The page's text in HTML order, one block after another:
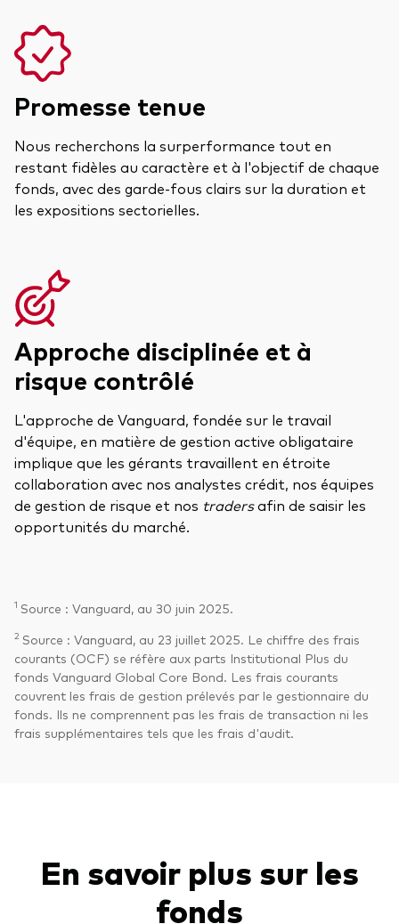
Promesse tenue
Nous recherchons la surperformance tout en
restant fidèles au caractère et à l'objectif de chaque
fonds, avec des garde-fous clairs sur la duration et
les expositions sectorielles.
Approche disciplinée et à
risque contrôlé
L'approche de Vanguard, fondée sur le travail
d'équipe, en matière de gestion active obligataire
implique que les gérants travaillent en étroite
collaboration avec nos analystes crédit, nos équipes
de gestion de risque et nos tradersafin de saisir les
opportunités du marché.
1 Source : Vanguard, au 30 juin 2025.
2 Source : Vanguard, au 23 juillet 2025. Le chiffre des frais
courants (OCF) se réfère aux parts Institutional Plus du
fonds Vanguard Global Core Bond. Les frais courants
couvrent les frais de gestion prélevés par le gestionnaire du
fonds. Ils ne comprennent pas les frais de transaction ni les
frais supplémentaires tels que les frais d'audit.
En savoir plus sur les
fonds